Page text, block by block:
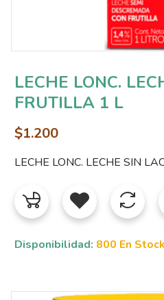
LECHE LONC.
FRUTILLA 1 L
$1.200
LECHE LONC. LECHE SIN
Disponibilidad: 800 En Stock